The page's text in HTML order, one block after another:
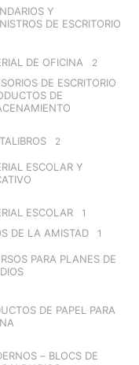
Y
DE ESCRITORIO
DE OFICINA 2
DE ESCRITORIO
DE
2
ESCOLAR Y
ESCOLAR 1
DE LA AMISTAD 1
PARA PLANES DE
DE PAPEL PARA
– BLOCS DE